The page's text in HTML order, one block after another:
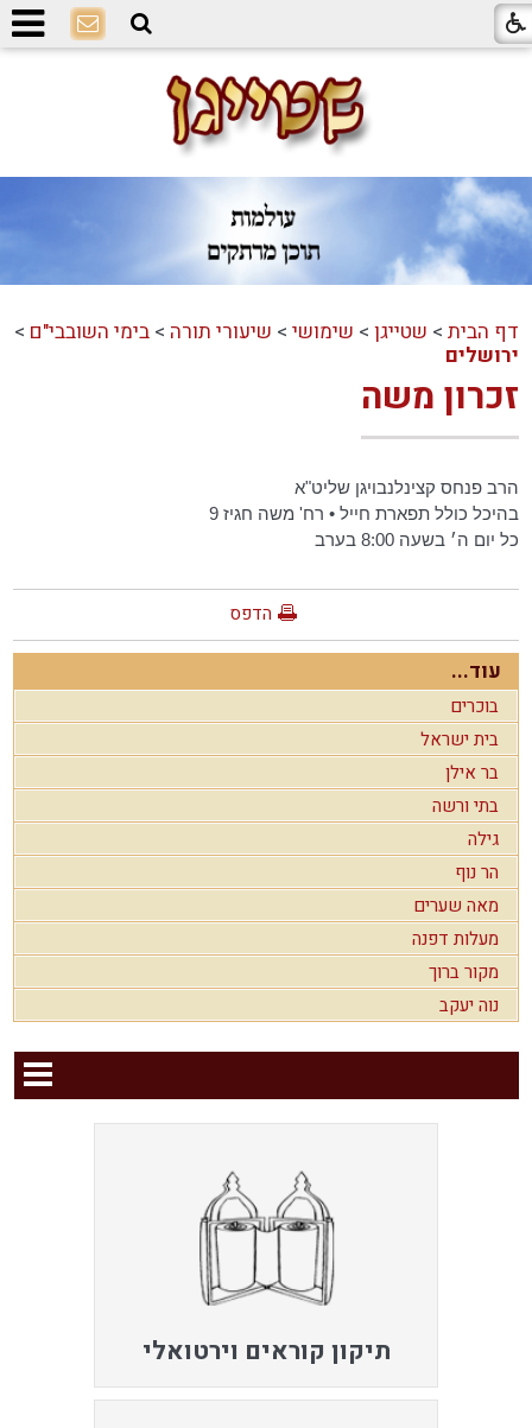
דף הבית > שטייגן > שימושי > שיעורי תורה >בימי השובבי"ם >
ירושלים
זכרון משה
הרב פנחס קצינלנבויגן שליט"א
בהיכל כולל תפארת חייל • רח' משה חגיז 9
כל יום ה׳ בשעה 8:00 בערב
הדפס
עוד...
בוכרים
בית ישראל
בר אילן
בתי ורשה
גילה
הר נוף
מאה שערים
מעלות דפנה
מקור ברוך
נוה יעקב
תיקון קוראים וירטואלי